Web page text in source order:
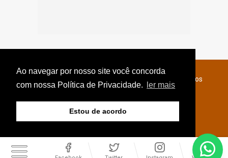
Ao navegar por nosso site você concorda
com nossa Política de Privacidade.
ler mais
Estou de acordo
© Copyright 2026 - Jornal do Interior - Todos os direitos
reservados